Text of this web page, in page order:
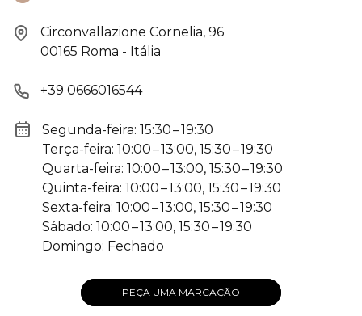
Circonvallazione Cornelia, 96
00165 Roma - Itália
+39 0666016544
Segunda-feira: 15:30 – 19:30
Terça-feira: 10:00 – 13:00, 15:30 – 19:30
Quarta-feira: 10:00 – 13:00, 15:30 – 19:30
Quinta-feira: 10:00 – 13:00, 15:30 – 19:30
Sexta-feira: 10:00 – 13:00, 15:30 – 19:30
Sábado: 10:00 – 13:00, 15:30 – 19:30
Domingo: Fechado
PEÇA UMA MARCAÇÃO